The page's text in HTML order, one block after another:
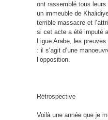
ont rassemblé tous
un immeuble de
terrible massacre et
si cet acte a été imputé
Ligue Arabe, les
: il s’agit d’une
l’opposition.
Rétrospective
Voilà une année que je